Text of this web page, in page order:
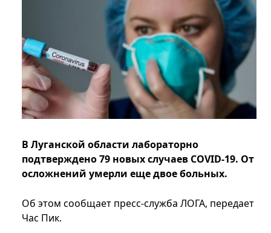
В Луганской области лабораторно
подтверждено 79 новых случаев COVID-19. От
осложнений умерли еще двое больных.
Об этом сообщает пресс-служба ЛОГА, передает
Час Пик.